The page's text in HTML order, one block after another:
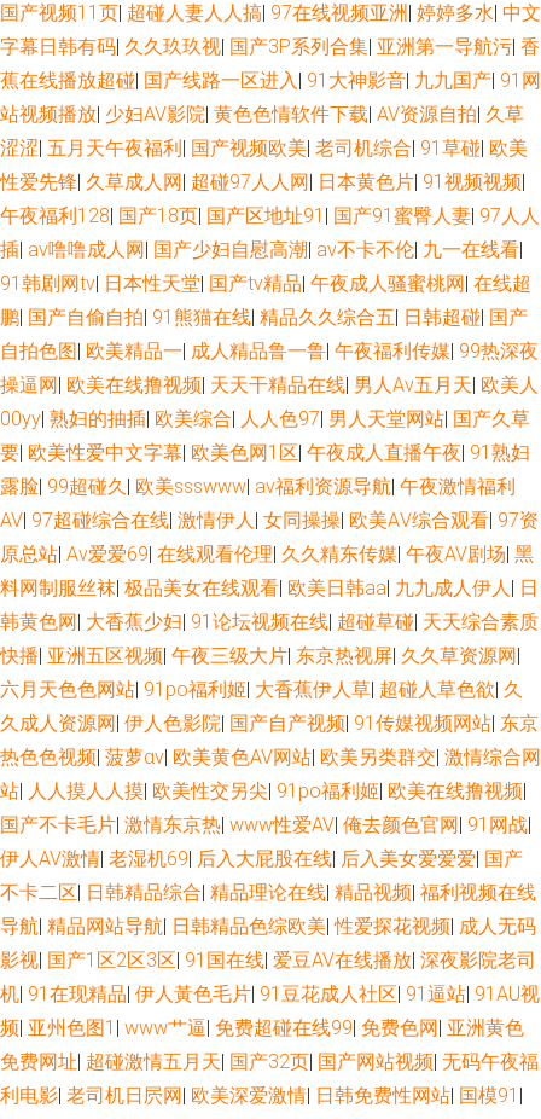
国产视频11页| 超碰人妻人人搞| 97在线视频亚洲 | 婷婷多水| 中文
字幕日韩有码| 久久玖玖视| 国产3P系列合集| 亚洲第一导航污| 香
蕉在线播放超碰| 国产线路一区进入| 91大神影音| 九九国产| 91网
站视频播放| 少妇AV影院| 黄色色情软件下载| AV资源自拍| 久草
涩涩| 五月天午夜福利| 国产视频欧美| 老司机综合| 91草碰| 欧美
性爱先锋| 久草成人网| 超碰97人人网| 日本黄色片| 91视频视频|
午夜福利128| 国产18页| 国产区地址91 | 国产91蜜臀人妻| 97人人
插| av噜噜成人网| 国产少妇自慰高潮| av不卡不伦| 九一在线看|
91韩剧网tv| 日本性天堂| 国产tv精品| 午夜成人骚蜜桃网| 在线超
鹏| 国产自偷自拍| 91熊猫在线| 精品久久综合五| 日韩超碰| 国产
自拍色图| 欧美精品一| 成人精品鲁一鲁| 午夜福利传媒| 99热深夜
操逼网| 欧美在线撸视频| 天天干精品在线| 男人Av五月天| 欧美人
00yy| 熟妇的抽插| 欧美综合| 人人色97| 男人天堂网站| 国产久草
要| 欧美性爱中文字幕| 欧美色网1区| 午夜成人直播午夜| 91熟妇
露脸| 99超碰久| 欧美ssswww| av福利资源导航| 午夜激情福利
AV| 97超碰综合在线| 激情伊人| 女同操操| 欧美AⅤ综合观看| 97资
原总站| Av爱爱69| 在线观看伦理| 久久精东传媒| 午夜AV剧场| 黑
料网制服丝袜| 极品美女在线观看| 欧美日韩aa| 九九成人伊人| 日
韩黄色网| 大香蕉少妇| 91论坛视频在线| 超碰草碰| 天天综合素质
快播| 亚洲五区视频| 午夜三级大片| 东京热视屏| 久久草资源网|
六月天色色网站| 91po福利姬| 大香蕉伊人草| 超碰人草色欲| 久
久成人资源网| 伊人色影院| 国产自产视频| 91传媒视频网站| 东京
热色色视频| 菠萝αⅴ| 欧美黄色AV网站| 欧美另类群交| 激情综合网
站| 人人摸人人摸| 欧美性交另尖| 91po福利姬| 欧美在线撸视频|
国产不卡毛片| 激情东京热| www性爱AV| 俺去颜色官网| 91网战|
伊人AV激情| 老湿机69| 后入大屁股在线| 后入美女爱爱爱| 国产
不卡二区| 日韩精品综合| 精品理论在线| 精品视频| 福利视频在线
导航| 精品网站导航| 日韩精品色综欧美|性爱探花视频| 成人无码
影视| 国产1区2区3区| 91国在线| 爱豆AV在线播放| 深夜影院老司
机| 91在现精品| 伊人黃色毛片| 91豆花成人社区| 91逼站| 91AU视
频| 亚州色图1 | www艹逼| 免费超碰在线99| 免费色网| 亚洲黄色
免费网址| 超碰激情五月天| 国产32页| 国产网站视频| 无码午夜福
利电影| 老司机日屄网| 欧美深爱激情| 日韩免费性网站| 国模91 |